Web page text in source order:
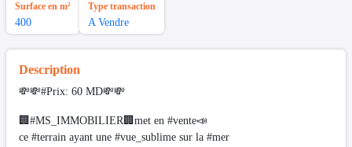
Surface en m²
400
Type transaction
A Vendre
Description
💸💸#Prix: 60 MD💸💸
🏢#MS_IMMOBILIER🏢met en #vente📣
ce #terrain ayant une #vue_sublime sur la #mer